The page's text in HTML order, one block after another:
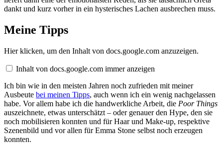
dankt und kurz vorher in ein hysterisches Lachen ausbrechen muss.
Meine Tipps
Inhalt
docs.google.com
anzeigen
Hier klicken, um den Inhalt von docs.google.com anzuzeigen.
Inhalt von docs.google.com immer anzeigen
Ich bin wie in den meisten Jahren noch zufrieden mit meiner
Ausbeute bei meinen Tipps, auch wenn ich ein wenig nachgelassen
habe. Vor allem habe ich die handwerkliche Arbeit, die Poor Things
auszeichnete, etwas unterschätzt – oder genauer den Hype, den sie
noch mobilisieren konnten und für Haar und Make-up, respektive
Szenenbild und vor allen für Emma Stone selbst noch erzeugen
konnten.